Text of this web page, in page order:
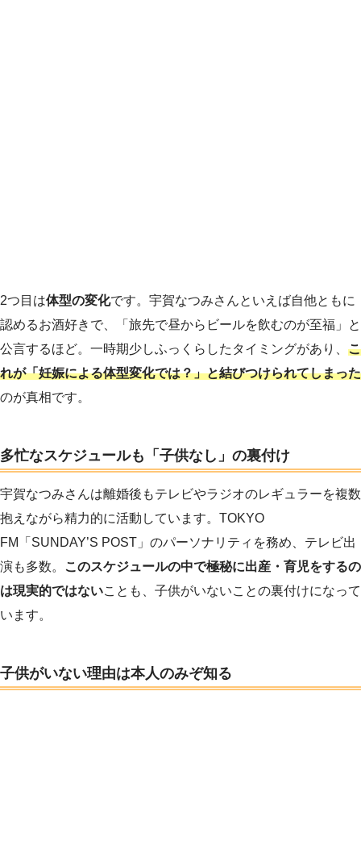
2つ目は体型の変化です。宇賀なつみさんといえば自他ともに
認めるお酒好きで、「旅先で昼からビールを飲むのが至福」と
公言するほど。一時期少しふっくらしたタイミングがあり、 こ
れが「妊娠による体型変化では？」と結びつけられてしまった
のが真相です。
多忙なスケジュールも「子供なし」の裏付け
宇賀なつみさんは離婚後もテレビやラジオのレギュラーを複数
抱えながら精力的に活動しています。TOKYO
FM「SUNDAY’S POST」のパーソナリティを務め、テレビ出
演も多数。
このスケジュールの中で極秘に出産・育児をするの
は現実的ではないことも、子供がいないことの裏付けになって
います。
子供がいない理由は本人のみぞ知る